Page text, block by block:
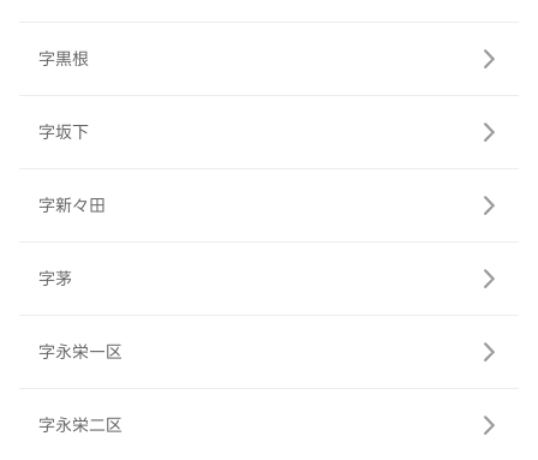
字黒根
字坂下
字新々田
字茅
字永栄一区
字永栄二区